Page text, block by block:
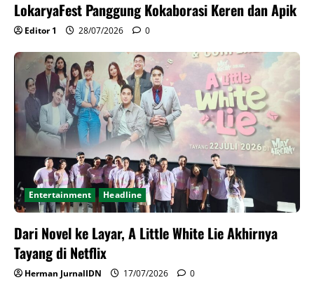
LokaryaFest Panggung Kokaborasi Keren dan Apik
Editor 1 28/07/2026 0
Entertainment Headline
Dari Novel ke Layar, A Little White Lie Akhirnya
Tayang di Netflix
Herman JurnalIDN 17/07/2026 0